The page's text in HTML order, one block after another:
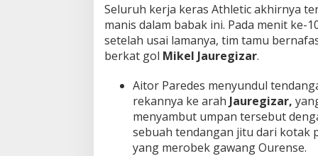
Seluruh kerja keras Athletic akhirnya
manis dalam babak ini. Pada menit ke-
setelah usai lamanya, tim tamu
berkat gol Mikel Jauregizar.
Aitor Paredes menyundul
rekannya ke arah Jauregizar,
menyambut umpan tersebut
sebuah tendangan jitu dari kotak
yang merobek gawang Ourense.